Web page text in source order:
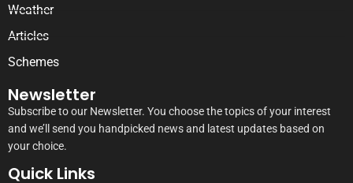
Weather
Articles
Schemes
Newsletter
Subscribe to our Newsletter. You choose the topics of your interest
and we’ll send you handpicked news and latest updates based on
your choice.
Quick Links